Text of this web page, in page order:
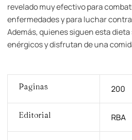
revelado muy efectivo para
enfermedades y para luchar
Además, quienes siguen esta
enérgicos y disfrutan de una
Paginas 200
Editorial RBA